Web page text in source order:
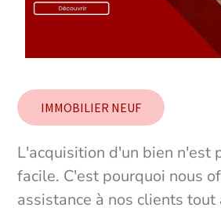
IMMOBILIER NEUF
L'acquisition d'un bien n'est
facile. C'est pourquoi nous
assistance à nos clients tout